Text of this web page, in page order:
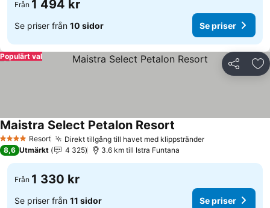
Från 1 494 kr
Se priser från 10 sidor Se priser
Dela
Populärt val
4 StjärnorResort Direkt tillgång till havet med klippstränderSe priser
Maistra Select Petalon Resort
8,6 Utmärkt 4 325 3.6 km till Istra Funtana
Från 1 330 kr
Se priser från 11 sidor Se priser